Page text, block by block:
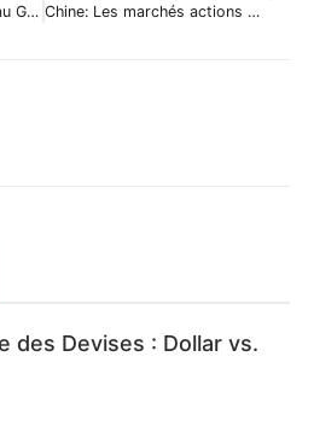
La rencontre Trump-Xi au G20 est confirmée, des avancées à prévoir? Chine: Les marchés actions finissent en hausse; l’indice Shanghai Composite gagne 0,96%
des Devises : Dollar vs.